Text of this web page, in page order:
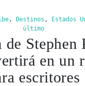
, Destinos , Estados
último
de Stephen
en un
escritores